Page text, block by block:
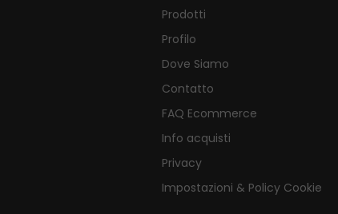
Prodotti
Profilo
Dove Siamo
Contatto
FAQ Ecommerce
Info acquisti
Privacy
Impostazioni & Policy Cookie